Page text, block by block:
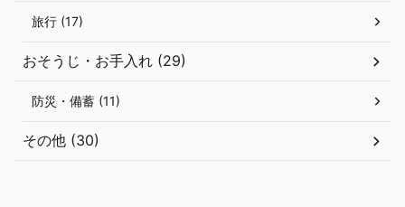
旅行 (17)
おそうじ・お手入れ (29)
防災・備蓄 (11)
その他 (30)